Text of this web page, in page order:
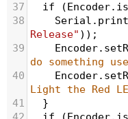
37
if (Encoder.
38
Serial .
Release" ));
39
Encoder.
do something
40
Encoder.
Light the Red
41
  }